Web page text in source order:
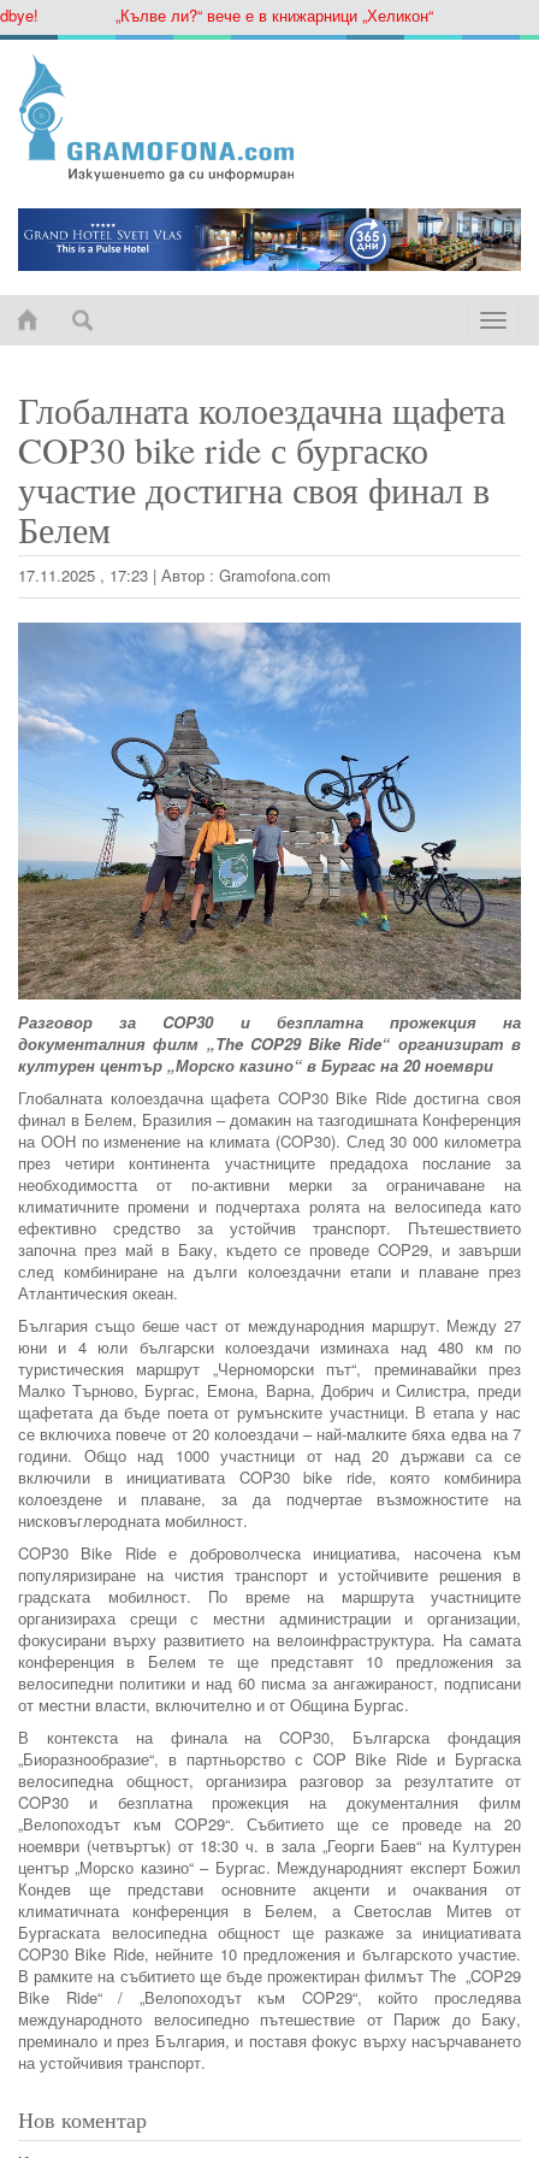
„Кълве ли?“ вече е в книжарници „Хеликон“
Toggle
Глобалната колоездачна щафета
COP30 bike ride с бургаско
участие достигна своя финал в
Белем
17.11.2025 , 17:23 | Автор : Gramofona.com
Разговор за COP30 и безплатна прожекция на
документалния филм „The COP29 Bike Ride“ организират в
културен център „Морско казино“ в Бургас на 20 ноември
Глобалната колоездачна щафета COP30 Bike Ride достигна своя
финал в Белем, Бразилия – домакин на тазгодишната Конференция
на ООН по изменение на климата (COP30). След 30 000 километра
през четири континента участниците предадоха послание за
необходимостта от по-активни мерки за ограничаване на
климатичните промени и подчертаха ролята на велосипеда като
ефективно средство за устойчив транспорт. Пътешествието
започна през май в Баку, където се проведе COP29, и завърши
след комбиниране на дълги колоездачни етапи и плаване през
Атлантическия океан.
България също беше част от международния маршрут. Между 27
юни и 4 юли български колоездачи изминаха над 480 км по
туристическия маршрут „Черноморски път“, преминавайки през
Малко Търново, Бургас, Емона, Варна, Добрич и Силистра, преди
щафетата да бъде поета от румънските участници. В етапа у нас
се включиха повече от 20 колоездачи – най-малките бяха едва на 7
години. Общо над 1000 участници от над 20 държави са се
включили в инициативата COP30 bike ride, която комбинира
колоездене и плаване, за да подчертае възможностите на
нисковъглеродната мобилност.
COP30 Bike Ride е доброволческа инициатива, насочена към
популяризиране на чистия транспорт и устойчивите решения в
градската мобилност. По време на маршрута участниците
организираха срещи с местни администрации и организации,
фокусирани върху развитието на велоинфраструктура. На самата
конференция в Белем те ще представят 10 предложения за
велосипедни политики и над 60 писма за ангажираност, подписани
от местни власти, включително и от Община Бургас.
В контекста на финала на COP30, Българска фондация
„Биоразнообразие“, в партньорство с COP Bike Ride и Бургаска
велосипедна общност, организира разговор за резултатите от
COP30 и безплатна прожекция на документалния филм
„Велопоходът към COP29“. Събитието ще се проведе на 20
ноември (четвъртък) от 18:30 ч. в зала „Георги Баев“ на Културен
център „Морско казино“ – Бургас. Международният експерт Божил
Кондев ще представи основните акценти и очаквания от
климатичната конференция в Белем, а Светослав Митев от
Бургаската велосипедна общност ще разкаже за инициативата
COP30 Bike Ride, нейните 10 предложения и българското участие.
В рамките на събитието ще бъде прожектиран филмът The „COP29
Bike Ride“ / „Велопоходът към COP29“, който проследява
международното велосипедно пътешествие от Париж до Баку,
преминало и през България, и поставя фокус върху насърчаването
на устойчивия транспорт.
Нов коментар